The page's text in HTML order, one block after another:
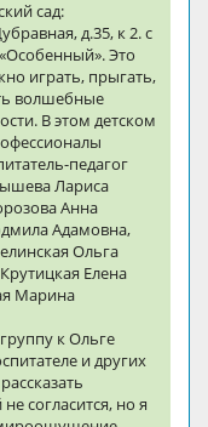
сад:
д.35, к 2. с
Это
играть, прыгать,
волшебные
В этом детском
педагог
Лариса
Анна
Адамовна,
Ольга
Елена
Марина
к Ольге
и других
согласится, но я